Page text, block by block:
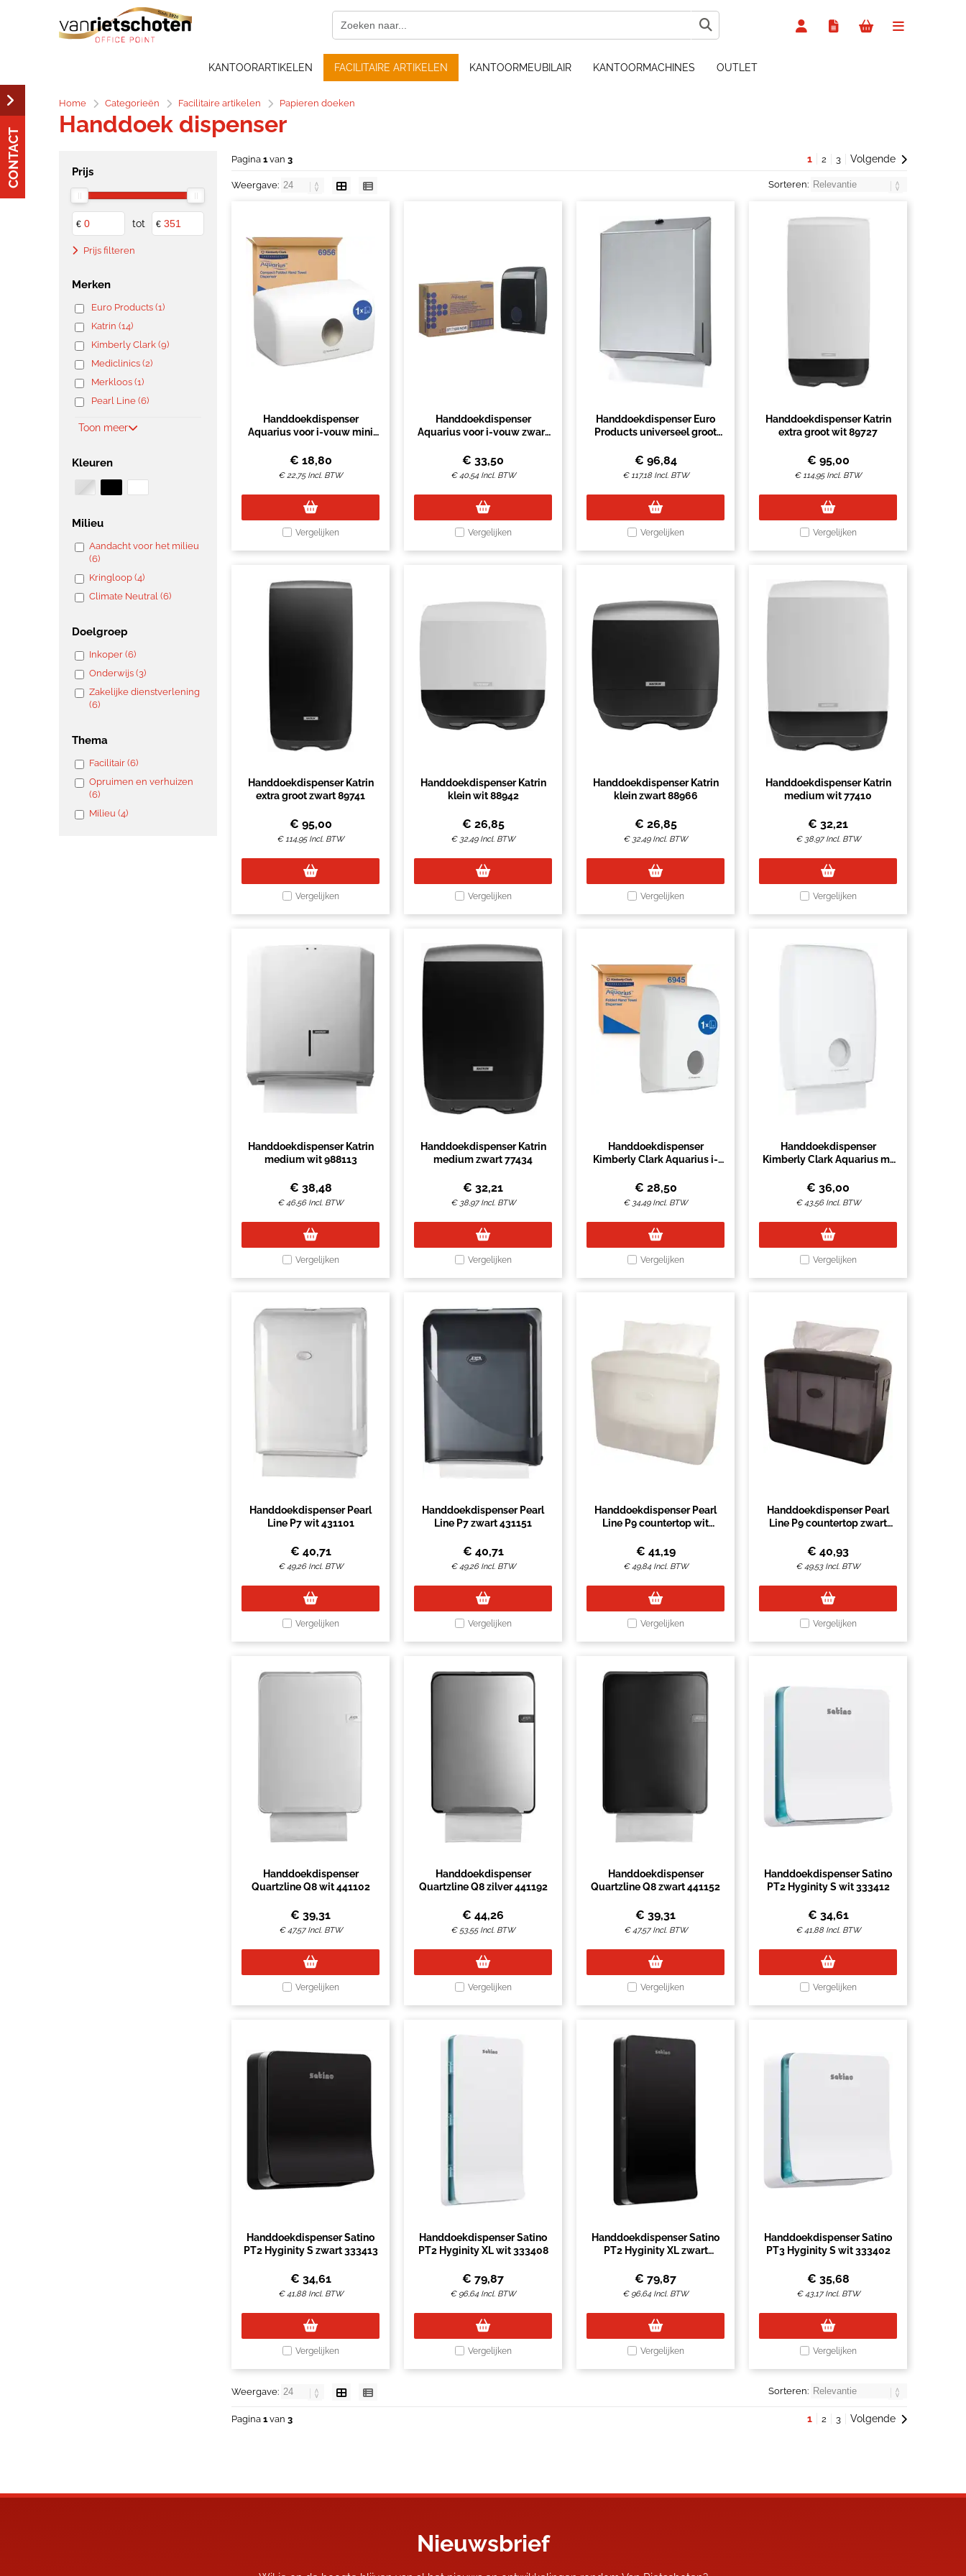
KANTOORARTIKELEN FACILITAIRE ARTIKELEN KANTOORMEUBILAIR KANTOORMACHINES OUTLET
Home Categorieën Facilitaire artikelen Papieren doeken
Handdoek dispenser
Prijs
€ tot €
Prijs filteren
Merken
Euro Products (1)
Katrin (14)
Kimberly Clark (9)
Mediclinics (2)
Merkloos (1)
Pearl Line (6)
Toon meer
Kleuren
Milieu
Aandacht voor het milieu
(6)
Kringloop (4)
Climate Neutral (6)
Doelgroep
Inkoper (6)
Onderwijs (3)
Zakelijke dienstverlening
(6)
Thema
Facilitair (6)
Opruimen en verhuizen
(6)
Milieu (4)
Pagina 1van 3 1 2 3 Volgende
Weergave: Sorteren:
Handdoekdispenser
Aquarius voor i-vouw mini
€ 18,80
€22,75 Incl. BTW
Vergelijken
Handdoekdispenser
Aquarius voor i-vouw zwart
€ 33,50
€40,54 Incl. BTW
Vergelijken
Handdoekdispenser Euro
Products universeel groot
€ 96,84
€117,18 Incl. BTW
Vergelijken
Handdoekdispenser Katrin
extra groot wit 89727
€ 95,00
€114,95 Incl. BTW
Vergelijken
Handdoekdispenser Katrin
extra groot zwart 89741
€ 95,00
€114,95 Incl. BTW
Vergelijken
Handdoekdispenser Katrin
klein wit 88942
€ 26,85
€ 32,49 Incl. BTW
Vergelijken
Handdoekdispenser Katrin
klein zwart 88966
€ 26,85
€ 32,49 Incl. BTW
Vergelijken
Handdoekdispenser Katrin
medium wit 77410
€ 32,21
€ 38,97 Incl. BTW
Vergelijken
Handdoekdispenser Katrin
medium wit 988113
€ 38,48
€46,56 Incl. BTW
Vergelijken
Handdoekdispenser Katrin
medium zwart 77434
€ 32,21
€ 38,97 Incl. BTW
Vergelijken
Handdoekdispenser
Kimberly Clark Aquarius i-
€ 28,50
€ 34,49 Incl. BTW
Vergelijken
Handdoekdispenser
Kimberly Clark Aquarius m-
€ 36,00
€43,56 Incl. BTW
Vergelijken
Handdoekdispenser Pearl
Line P7 wit 431101
€ 40,71
€49,26 Incl. BTW
Vergelijken
Handdoekdispenser Pearl
Line P7 zwart 431151
€ 40,71
€49,26 Incl. BTW
Vergelijken
Handdoekdispenser Pearl
Line P9 countertop wit
€ 41,19
€49,84 Incl. BTW
Vergelijken
Handdoekdispenser Pearl
Line P9 countertop zwart
€ 40,93
€49,53 Incl. BTW
Vergelijken
Handdoekdispenser
Quartzline Q8 wit 441102
€ 39,31
€47,57 Incl. BTW
Vergelijken
Handdoekdispenser
Quartzline Q8 zilver 441192
€ 44,26
€ 53,55 Incl. BTW
Vergelijken
Handdoekdispenser
Quartzline Q8 zwart 441152
€ 39,31
€47,57 Incl. BTW
Vergelijken
Handdoekdispenser Satino
PT2 Hyginity S wit 333412
€ 34,61
€41,88 Incl. BTW
Vergelijken
Handdoekdispenser Satino
PT2 Hyginity S zwart 333413
€ 34,61
€41,88 Incl. BTW
Vergelijken
Handdoekdispenser Satino
PT2 Hyginity XL wit 333408
€ 79,87
€ 96,64 Incl. BTW
Vergelijken
Handdoekdispenser Satino
PT2 Hyginity XL zwart
€ 79,87
€ 96,64 Incl. BTW
Vergelijken
Handdoekdispenser Satino
PT3 Hyginity S wit 333402
€ 35,68
€43,17 Incl. BTW
Vergelijken
Weergave: Sorteren:
Pagina 1van 3 1 2 3 Volgende
Nieuwsbrief
CONTACT